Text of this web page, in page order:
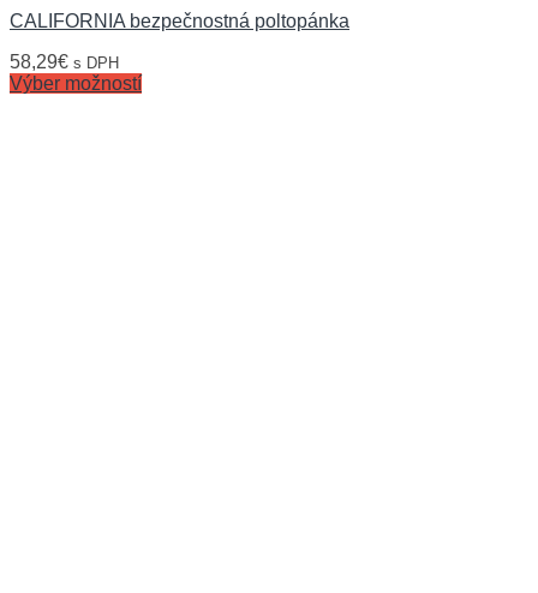
CALIFORNIA bezpečnostná poltopánka
58,29€ s DPH
Výber možností